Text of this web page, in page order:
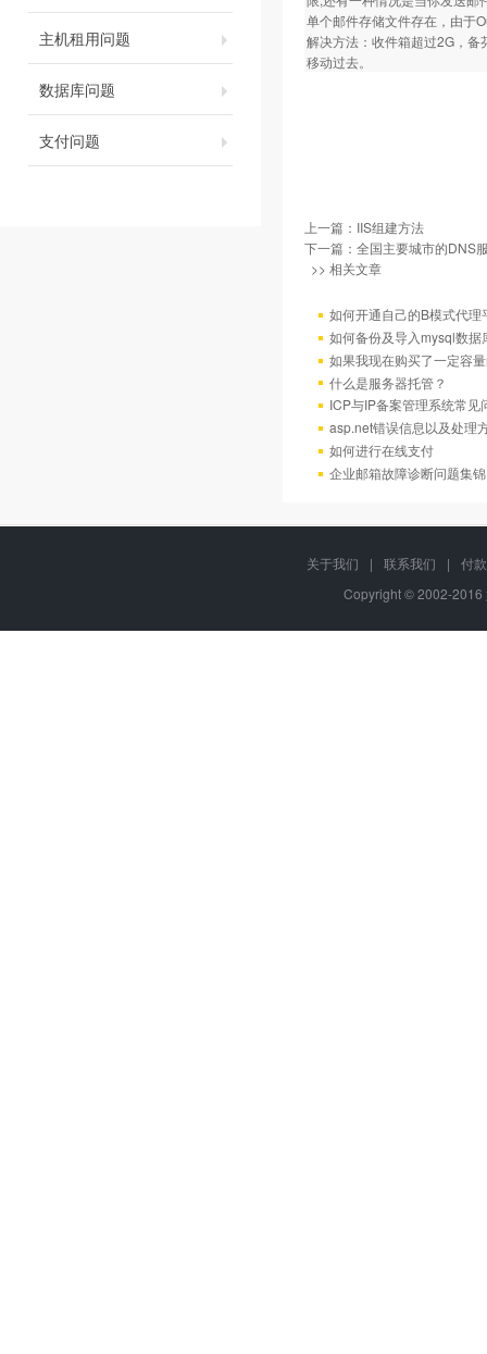
主机租用问题
数据库问题
支付问题
单个邮件存储文件存在，由于
解决方法：收件箱超过2G，
移动过去。
上一篇： IIS组建方法
下一篇： 全国主要城市的DNS
>> 相关文章
如何开通自己的B模式代理
如何备份及导入mysql数据
如果我现在购买了一定容
什么是服务器托管？
ICP与IP备案管理系统常见
asp.net错误信息以及处理
如何进行在线支付
企业邮箱故障诊断问题集锦
关于我们 | 联系我们 |
付
Copyright © 2002-